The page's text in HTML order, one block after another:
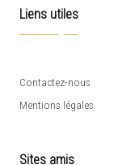
Liens utiles
Contactez-nous
Mentions légales
Sites amis